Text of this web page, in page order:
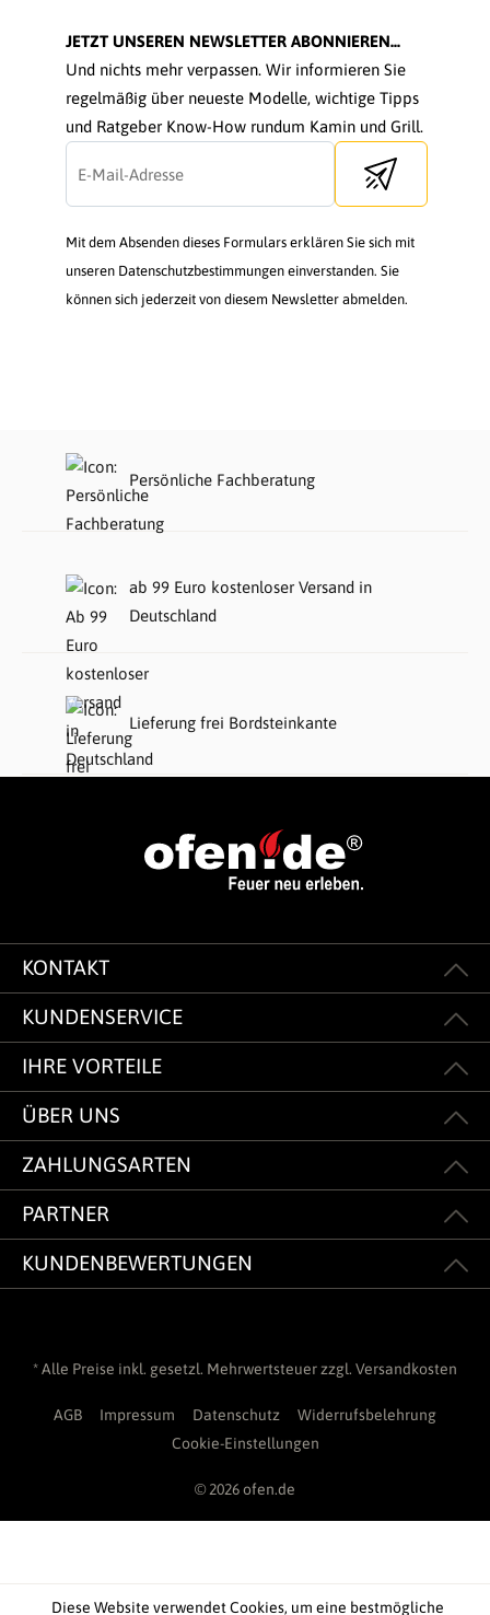
JETZT UNSEREN NEWSLETTER ABONNIEREN...
Und nichts mehr verpassen. Wir informieren Sie
regelmäßig über neueste Modelle, wichtige Tipps
und Ratgeber Know-How rundum Kamin und Grill.
Send newsletter
Mit dem Absenden dieses Formulars erklären Sie sich mit
unseren Datenschutzbestimmungen einverstanden. Sie
können sich jederzeit von diesem Newsletter abmelden.
Persönliche Fachberatung
ab 99 Euro kostenloser Versand in
Deutschland
Lieferung frei Bordsteinkante
KONTAKT
KUNDENSERVICE
IHRE VORTEILE
ÜBER UNS
ZAHLUNGSARTEN
PARTNER
KUNDENBEWERTUNGEN
* Alle Preise inkl. gesetzl. Mehrwertsteuer zzgl. Versandkosten
AGB Impressum Datenschutz
Widerrufsbelehrung
Cookie-Einstellungen
© 2026 ofen.de
Diese Website verwendet Cookies, um eine bestmögliche